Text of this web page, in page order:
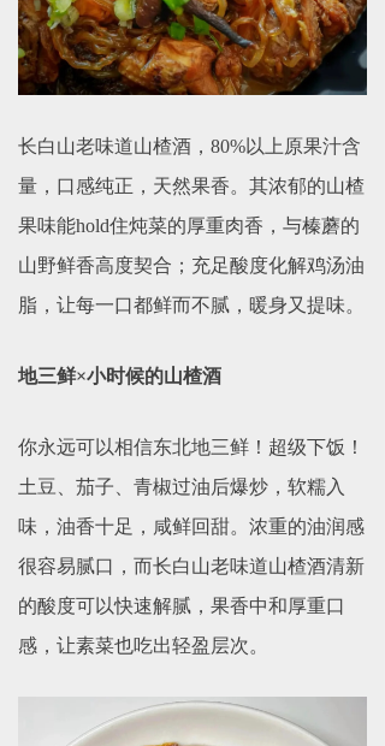
长白山老味道山楂酒，80%以上原果汁含
量，口感纯正，天然果香。其浓郁的山楂
果味能hold住炖菜的厚重肉香，与榛蘑的
山野鲜香高度契合；充足酸度化解鸡汤油
脂，让每一口都鲜而不腻，暖身又提味。
地三鲜×小时候的山楂酒
你永远可以相信东北地三鲜！超级下饭！
土豆、茄子、青椒过油后爆炒，软糯入
味，油香十足，咸鲜回甜。浓重的油润感
很容易腻口，而长白山老味道山楂酒清新
的酸度可以快速解腻，果香中和厚重口
感，让素菜也吃出轻盈层次。